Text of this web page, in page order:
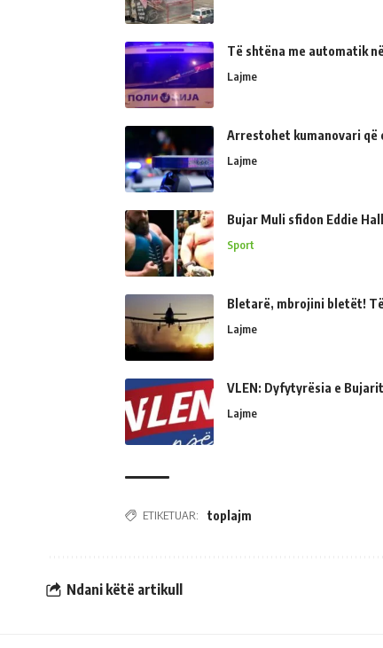
Të shtëna me automatik
Lajme
Arrestohet kumanovari që
Lajme
Bujar Muli sfidon Eddie
Sport
Bletarë, mbrojini bletët!
Lajme
VLEN: Dyfytyrësia e
Lajme
ETIKETUAR: toplajm
Ndani këtë artikull